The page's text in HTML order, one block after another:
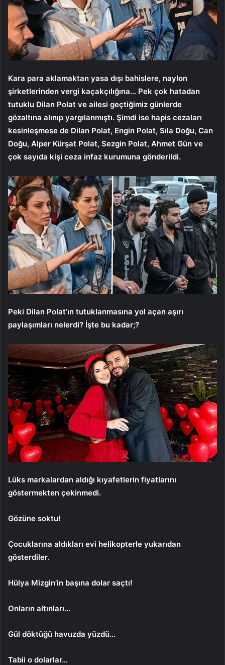
Kara para aklamaktan yasa dışı bahislere, naylon
şirketlerinden vergi kaçakçılığına… Pek çok hatadan
tutuklu Dilan Polat ve ailesi geçtiğimiz günlerde
gözaltına alınıp yargılanmıştı. Şimdi ise hapis cezaları
kesinleşmese de Dilan Polat, Engin Polat, Sıla Doğu, Can
Doğu, Alper Kürşat Polat, Sezgin Polat, Ahmet Gün ve
çok sayıda kişi ceza infaz kurumuna gönderildi.
Peki Dilan Polat’ın tutuklanmasına yol açan aşırı
paylaşımları nelerdi? İşte bu kadar;?
Lüks markalardan aldığı kıyafetlerin fiyatlarını
göstermekten çekinmedi.
Gözüne soktu!
Çocuklarına aldıkları evi helikopterle yukarıdan
gösterdiler.
Hülya Mizgin’in başına dolar saçtı!
Onların altınları…
Gül döktüğü havuzda yüzdü…
Tabii o dolarlar…